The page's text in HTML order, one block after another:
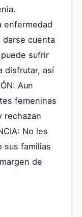
enfermedad
cuenta
sufrir
disfrutar, así
Aun
femeninas
rechazan
No les
sus familias
de